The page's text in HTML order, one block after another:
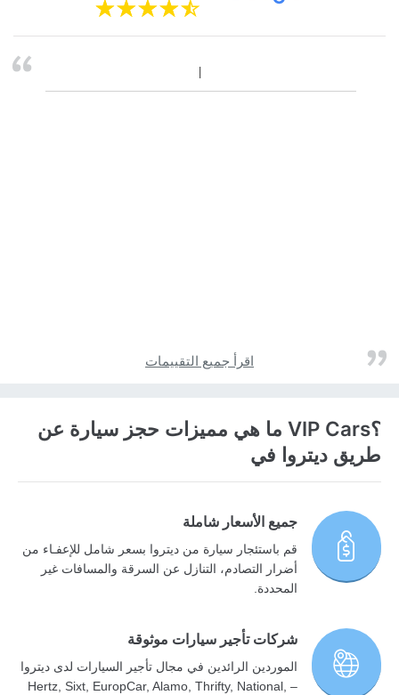
اقرأ جميع التقييمات
؟VIP Cars ما هي مميزات حجز سيارة عن
طريق ديتروا في
جميع الأسعار شاملة
قم باستئجار سيارة من ديتروا بسعر شامل للإعفـاء من
أضرار التصادم، التنازل عن السرقة والمسافات غير
المحددة.
شركات تأجير سيارات موثوقة
الموردين الرائدين في مجال تأجير السيارات لدى ديتروا
– Hertz, Sixt, EuropCar, Alamo, Thrifty, National,